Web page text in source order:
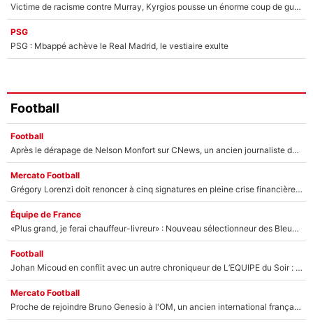
Victime de racisme contre Murray, Kyrgios pousse un énorme coup de gueule !
PSG
PSG : Mbappé achève le Real Madrid, le vestiaire exulte
Football
Football
Après le dérapage de Nelson Monfort sur CNews, un ancien journaliste de France Télévisions relance la polémique sur les incendies en Gironde
Mercato Football
Grégory Lorenzi doit renoncer à cinq signatures en pleine crise financière : L’IA propose sept noms à l’OM pour un mercato réussi... à seulement 5M€ !
Équipe de France
«Plus grand, je ferai chauffeur-livreur» : Nouveau sélectionneur des Bleus, Zinédine Zidane s’était imaginé un avenir très différent lorsqu'il était enfant
Football
Johan Micoud en conflit avec un autre chroniqueur de L’EQUIPE du Soir : «Pendant un moment, je ne les ai pas remis ensemble dans l'émission»
Mercato Football
Proche de rejoindre Bruno Genesio à l'OM, un ancien international français va finalement débarquer... sur RMC !